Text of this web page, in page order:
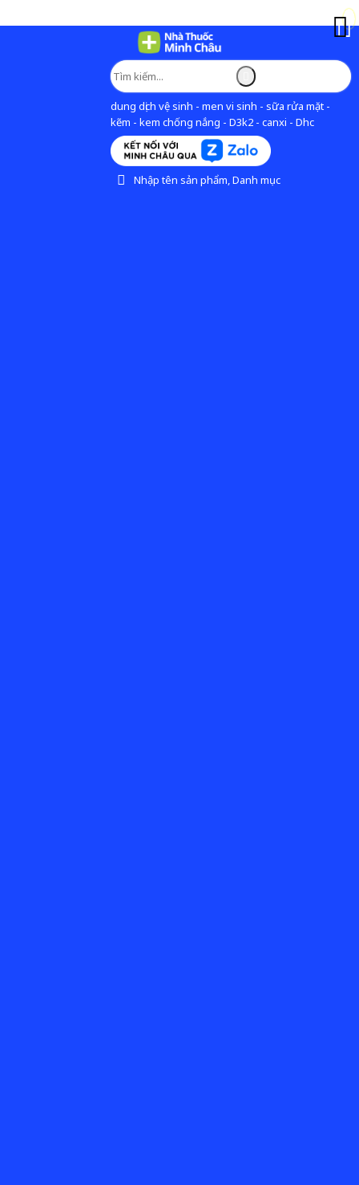
dung dịch vệ sinh - men vi sinh - sữa rửa mặt -
kẽm - kem chống nắng - D3k2 - canxi - Dhc
Nhập tên sản phẩm, Danh mục